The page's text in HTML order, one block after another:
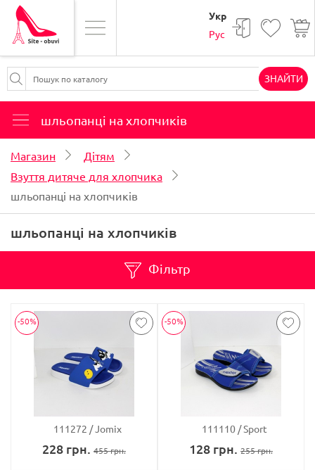
Укр
Рус
ЗНАЙТИ
шльопанці на хлопчиків
Магазин
Дітям
Взуття дитяче для хлопчика
шльопанці на хлопчиків
шльопанці на хлопчиків
Фільтр
-50%
111272 Jomix
228 грн. 455грн.
-50%
111110 Sport
128 грн. 255грн.